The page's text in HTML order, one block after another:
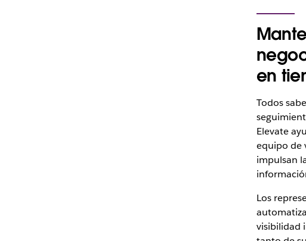
en
Todos
Elevate
equipo de
impulsan
Los
visibilidad